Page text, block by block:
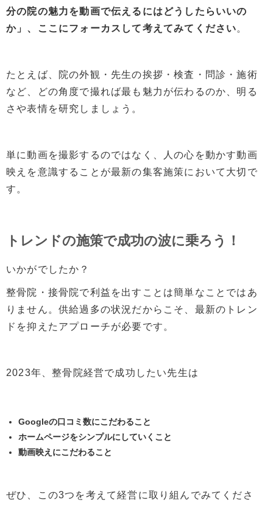
分の院の魅力を動画で伝えるにはどうしたらいいの
か」、ここにフォーカスして考えてみてください。
たとえば、院の外観・先生の挨拶・検査・問診・施術
など、どの角度で撮れば最も魅力が伝わるのか、明る
さや表情を研究しましょう。
単に動画を撮影するのではなく、人の心を動かす動画
映えを意識することが最新の集客施策において大切で
す。
トレンドの施策で成功の波に乗ろう！
いかがでしたか？
整骨院・接骨院で利益を出すことは簡単なことではあ
りません。供給過多の状況だからこそ、最新のトレン
ドを抑えたアプローチが必要です。
2023年、整骨院経営で成功したい先生は
Googleの口コミ数にこだわること
ホームページをシンプルにしていくこと
動画映えにこだわること
ぜひ、この3つを考えて経営に取り組んでみてくださ